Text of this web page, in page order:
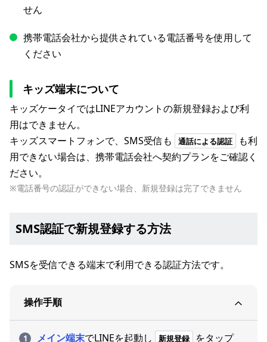
せん
携帯電話会社から提供されている電話番号を使用して
ください
キッズ端末について
キッズケータイではLINEアカウントの新規登録および利
用はできません。
キッズスマートフォンで、SMS受信も
通話による認証
も利
用できない場合は、携帯電話会社へ契約プランをご確認く
ださい。
※電話番号の認証ができない場合、新規登録は完了できません
SMS認証で新規登録する方法
SMSを受信できる端末で利用できる認証方法です。
操作手順
メイン端末でLINEを起動し 新規登録 をタップ